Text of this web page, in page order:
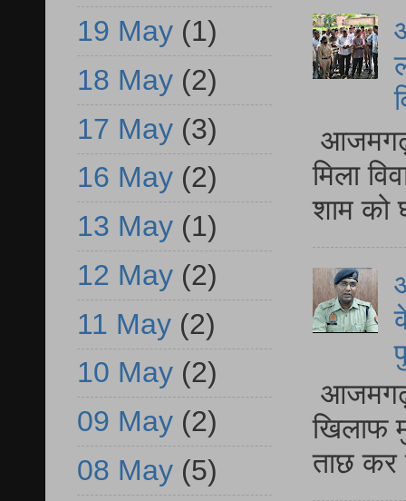
आजमगढ़
मिला
शाम को
आजमगढ़
खिलाफ
ताछ कर
19 May (1)
18 May (2)
17 May (3)
16 May (2)
13 May (1)
12 May (2)
11 May (2)
10 May (2)
09 May (2)
08 May (5)